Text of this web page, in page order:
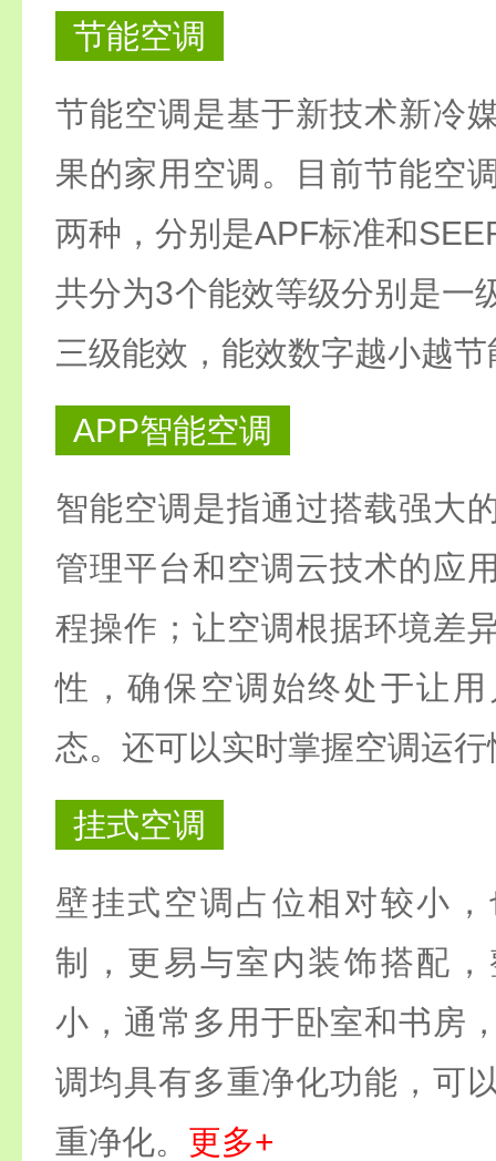
节能空调
节能空调是基于新技术新冷
果的家用空调。目前节能空
两种，分别是APF标准和
共分为3个能效等级分别是一
三级能效，能效数字越小越节
APP智能空调
智能空调是指通过搭载强大
管理平台和空调云技术的应
程操作；让空调根据环境差
性，确保空调始终处于让
态。还可以实时掌握空调运
挂式空调
壁挂式空调占位相对较小
制，更易与室内装饰搭配
小，通常多用于卧室和书房
调均具有多重净化功能，可
重净化。 更多+